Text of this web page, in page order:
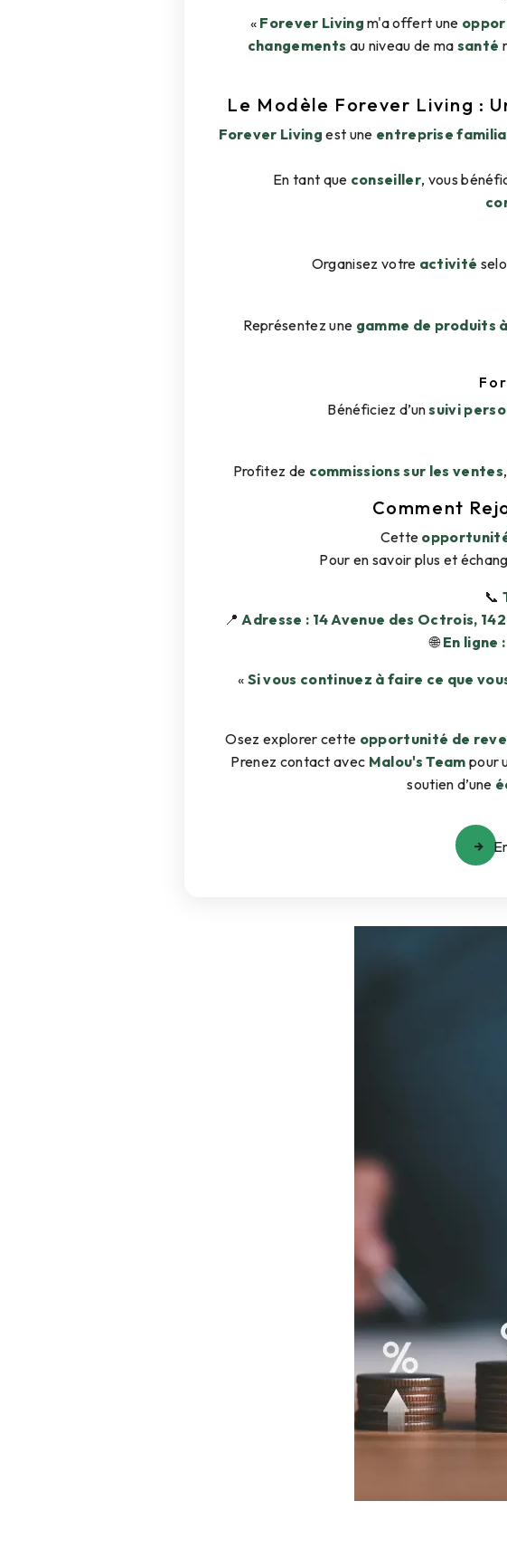
« Forever Living m'a offert une
changements au niveau de ma santé
Le Modèle Forever Living :
Forever Living est une entreprise
En tant que conseiller, vous
Organisez votre activité
Représentez une gamme de produits
Bénéficiez d’unsuivi
Profitez de commissions sur les ventes,
Comment
Cette
Pour en savoir plus et
📞
📍 Adresse : 14 Avenue des Octrois,
🌐En ligne
« Si vous continuez à faire ce que
Osez explorer cette opportunité de
Prenez contact avec Malou's Team pour
soutien d’une